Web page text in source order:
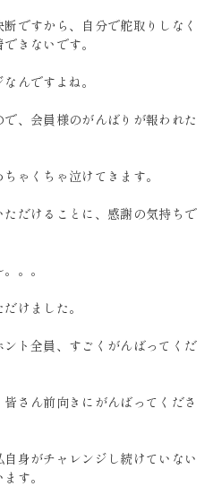
ですから、自分で舵取りしなく
きないです。
んですよね。
、会員様のがんばりが報われた
ゃくちゃ泣けてきます。
だけることに、感謝の気持ちで
。。
けました。
ト全員、すごくがんばってくだ
さん前向きにがんばってくださ
身がチャレンジし続けていない
す。